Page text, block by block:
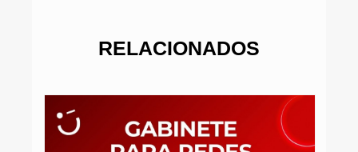
RELACIONADOS